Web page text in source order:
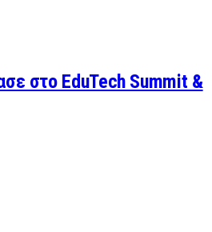
στο EduTech Summit &